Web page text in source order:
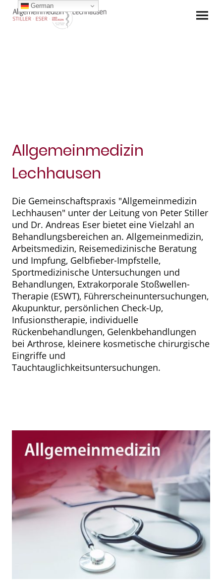
Allgemeinmedizin
Lechhausen
Die Gemeinschaftspraxis "Allgemeinmedizin
Lechhausen" unter der Leitung von Peter Stiller
und Dr. Andreas Eser bietet eine Vielzahl an
Behandlungsbereichen an. Allgemeinmedizin,
Arbeitsmedizin, Reisemedizinische Beratung
und Impfung, Gelbfieber-Impfstelle,
Sportmedizinische Untersuchungen und
Behandlungen, Extrakorporale Stoßwellen-
Therapie (ESWT), Führerscheinuntersuchungen,
Akupunktur, persönlichen Check-Up,
Infusionstherapie, individuelle
Rückenbehandlungen, Gelenkbehandlungen
bei Arthrose, kleinere kosmetische chirurgische
Eingriffe und
Tauchtauglichkeitsuntersuchungen.
German